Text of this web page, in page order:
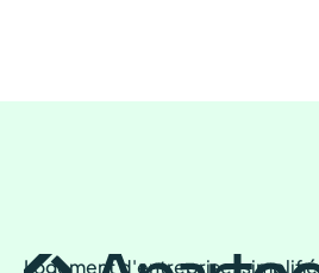
Logement d'entreprise, simplifié